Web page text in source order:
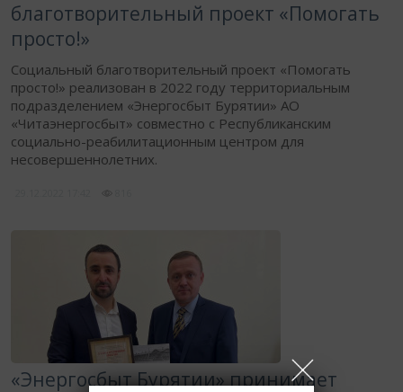
благотворительный проект «Помогать
просто!»
Социальный благотворительный проект «Помогать
просто!» реализован в 2022 году территориальным
подразделением «Энергосбыт Бурятии» АО
«Читаэнергосбыт» совместно с Республиканским
социально-реабилитационным центром для
несовершеннолетних.
«Энергосбыт Бурятии» принимает